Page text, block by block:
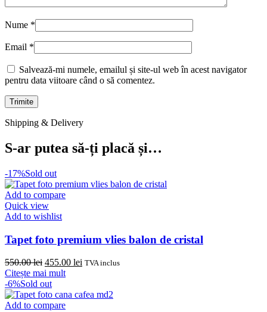
Nume *
Email *
Salvează-mi numele, emailul și site-ul web în acest navigator
pentru data viitoare când o să comentez.
Shipping & Delivery
S-ar putea să-ți placă și…
-17%Sold out
Add to compare
Quick view
Add to wishlist
Tapet foto premium vlies balon de cristal
550.00lei Prețul
inițial
a
fost:
550.00 lei.
455.00 lei Prețul
455.00 lei.
TVA inclus
Citește mai mult
-6%Sold out
Add to compare